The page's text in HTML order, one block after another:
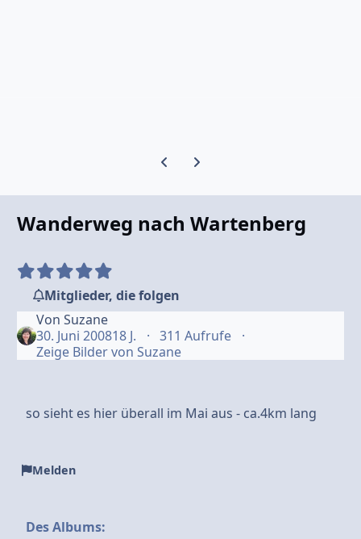
Vorherige Karussell-Folie
Nächste Karussell-Folie
Wanderweg nach Wartenberg
Mitglieder, die folgen
Von Suzane
30. Juni 200818 J.
311 Aufrufe
Zeige Bilder von Suzane
so sieht es hier überall im Mai aus - ca.4km lang
Melden
Des Albums: